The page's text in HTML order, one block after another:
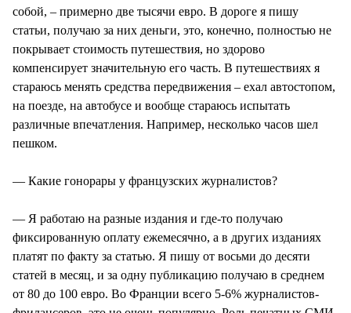
собой, – примерно две тысячи евро. В дороге я пишу
статьи, получаю за них деньги, это, конечно, полностью не
покрывает стоимость путешествия, но здорово
компенсирует значительную его часть. В путешествиях я
стараюсь менять средства передвижения – ехал автостопом,
на поезде, на автобусе и вообще стараюсь испытать
различные впечатления. Например, несколько часов шел
пешком.
— Какие гонорары у французских журналистов?
— Я работаю на разные издания и где-то получаю
фиксированную оплату ежемесячно, а в других изданиях
платят по факту за статью. Я пишу от восьми до десяти
статей в месяц, и за одну публикацию получаю в среднем
от 80 до 100 евро. Во Франции всего 5-6% журналистов-